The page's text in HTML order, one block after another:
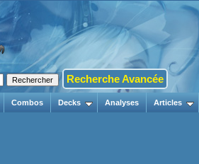
Recherche Avancée
Combos Decks Analyses Articles